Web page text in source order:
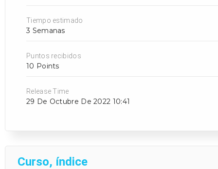
Tiempo estimado
3 Semanas
Puntos recibidos
10 Points
Release Time
29 De Octubre De 2022 10:41
Curso, índice